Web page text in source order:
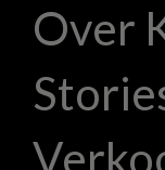
Over